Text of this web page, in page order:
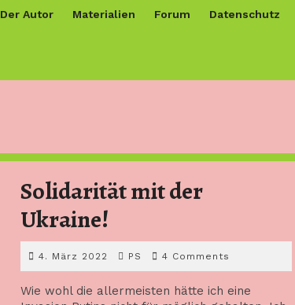
Der Autor Materialien Forum Datenschutz
Solidarität mit der
Ukraine!
mit
der
4. März 2022
März
PS PS 4 Comments
Wie wohl die allermeisten hätte ich eine